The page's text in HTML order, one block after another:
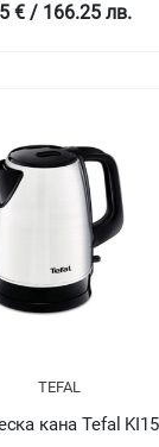
€ / 166.25 лв.
TEFAL
кана Tefal